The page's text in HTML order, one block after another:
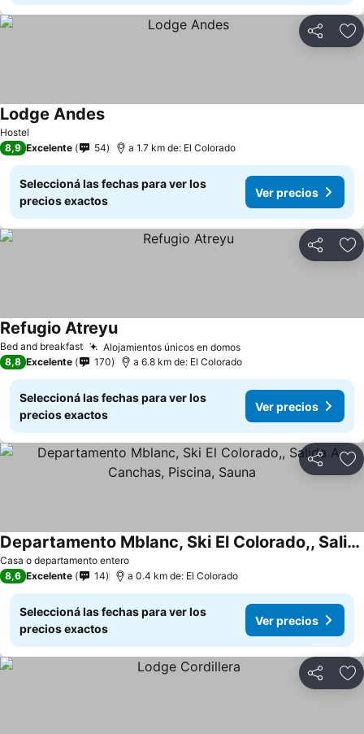
Compartir
Hostel
Lodge Andes
8,9 Excelente 54 a 1.7 km de: El Colorado
Seleccioná las fechas para ver los
precios exactos
Ver precios
Compartir
Bed and breakfast Alojamientos únicos en domos
Refugio Atreyu
8,8 Excelente 170 a 6.8 km de: El Colorado
Seleccioná las fechas para ver los
precios exactos
Ver precios
Compartir
Casa o departamento entero
Departamento Mblanc, Ski El Colorado,, Salida A Canchas, Piscina, Sauna
8,6 Excelente 14 a 0.4 km de: El Colorado
Seleccioná las fechas para ver los
precios exactos
Ver precios
Compartir